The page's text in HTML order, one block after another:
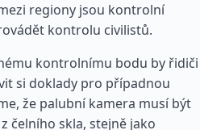
regiony jsou kontrolní
kontrolu civilistů.
kontrolnímu bodu by řidiči
si doklady pro případnou
že palubní kamera musí být
čelního skla, stejně jako